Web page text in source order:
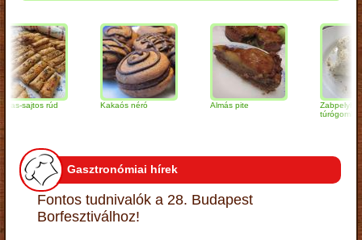
rúd Kakaós néró Almás pite
Zabpelyhes
túrógombóc
Gasztronómiai hírek
Fontos tudnivalók a 28. Budapest
Borfesztiválhoz!